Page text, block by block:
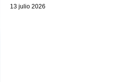
13 julio 2026